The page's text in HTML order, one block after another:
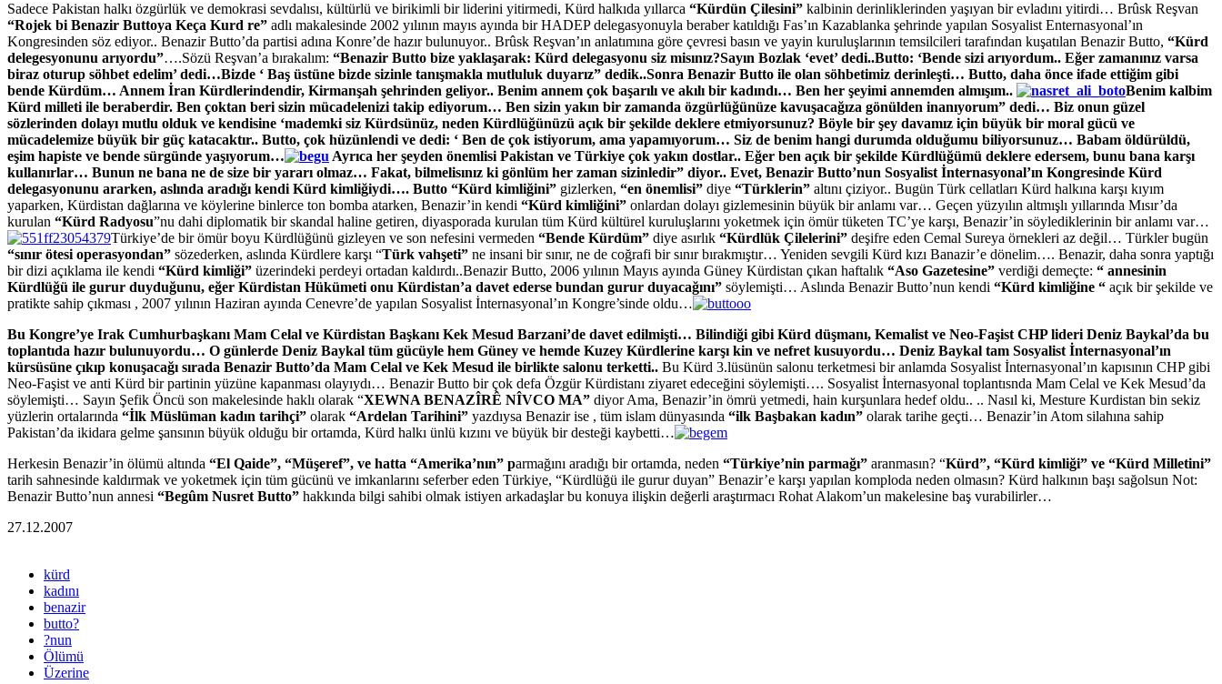
Sadece Pakistan halkı özgürlük ve demokrasi sevdalısı, kültürlü ve birikimli bir liderini yitirmedi, Kürd halkıda yıllarca “Kürdün Çilesini” kalbinin derinliklerinden yaşıyan bir evladını yitirdi… Brûsk Reşvan
“Rojek bi Benazir Buttoya Keça Kurd re” adlı makalesinde 2002 yılının mayıs ayında bir HADEP delegasyonuyla beraber katıldığı Fas’ın Kazablanka şehrinde yapılan Sosyalist Enternasyonal’ın
Kongresinden söz ediyor.. Benazir Butto’da partisi adına Konre’de hazır bulunuyor.. Brûsk Reşvan’ın anlatımına göre çevresi basın ve yayin kuruluşlarının temsilcileri tarafından kuşatılan Benazir Butto, “Kürd
delegesyonunu arıyordu”….Sözü Reşvan’a bırakalım: “Benazir Butto bize yaklaşarak: Kürd delegasyonu siz misınız?Sayın Bozlak ‘evet’ dedi..Butto: ‘Bende sizi arıyordum.. Eğer zamanınız varsa
biraz oturup söhbet edelim’ dedi…Bizde ‘ Baş üstüne bizde sizinle tanışmakla mutluluk duyarız” dedik..Sonra Benazir Butto ile olan söhbetimiz derinleşti… Butto, daha önce ifade ettiğim gibi
bende Kürdüm… Annem İran Kürdlerindendir, Kirmanşah şehrinden geliyor.. Benim annem çok başarılı ve akılı bir kadındı… Ben her şeyimi annemden almışım..
Benim kalbim
Kürd milleti ile beraberdir. Ben çoktan beri sizin mücadelenizi takip ediyorum… Ben sizin yakın bir zamanda özgürlüğünüze kavuşacağıza gönülden inanıyorum” dedi… Biz onun güzel
sözlerinden dolayı mutlu olduk ve kendisine ‘mademki siz Kürdsünüz, neden Kürdlüğünüzü açık bir şekilde deklere etmiyorsunuz? Böyle bir şey davamız için büyük bir moral gücü ve
mücadelemize büyük bir güç katacaktır.. Butto, çok hüzünlendi ve dedi: ‘ Ben de çok istiyorum, ama yapamıyorum… Siz de benim hangi durumda olduğumu biliyorsunuz… Babam öldürüldü,
eşim hapiste ve bende sürgünde yaşıyorum…
Ayrıca her şeyden önemlisi Pakistan ve Türkiye çok yakın dostlar.. Eğer ben açık bir şekilde Kürdlüğümü deklere edersem, bunu bana karşı
kullanırlar… Bunun ne bana ne de size bir yararı olmaz… Fakat, bilmelisınız ki gönlüm her zaman sizinledir” diyor.. Evet, Benazir Butto’nun Sosyalist İnternasyonal’ın Kongresinde Kürd
delegasyonunu ararken, aslında aradığı kendi Kürd kimliğiydi…. Butto “Kürd kimliğini” gizlerken, “en önemlisi” diye “Türklerin” altını çiziyor.. Bugün Türk cellatları Kürd halkına karşı kıyım
yaparken, Kürdistan dağlarına ve köylerine binlerce ton bomba atarken, Benazir’in kendi “Kürd kimliğini” onlardan dolayı gizlemesinin büyük bir anlamı var… Geçen yüzyılın altmışlı yıllarında Mısır’da
kurulan “Kürd Radyosu”nu dahi diplomatik bir skandal haline getiren, diyasporada kurulan tüm Kürd kültürel kuruluşlarını yoketmek için ömür tüketen TC’ye karşı, Benazir’in söylediklerinin bir anlamı var…
Türkiye’de bir ömür boyu Kürdlüğünü gizleyen ve son nefesini vermeden “Bende Kürdüm” diye asırlık “Kürdlük Çilelerini” deşifre eden Cemal Sureya örnekleri az değil… Türkler bugün
“sınır ötesi operasyondan” sözederken, aslında Kürdlere karşı “Türk vahşeti” ne insani bir sınır, ne de coğrafi bir sınır bırakmıştır… Yeniden sevgili Kürd kızı Banazir’e dönelim…. Benazir, daha sonra yaptığı
bir dizi açıklama ile kendi “Kürd kimliği” üzerindeki perdeyi ortadan kaldırdı..Benazir Butto, 2006 yılının Mayıs ayında Güney Kürdistan çıkan haftalık “Aso Gazetesine” verdiği demeçte: “ annesinin
Kürdlüğü ile gurur duyduğunu, eğer Kürdistan Hükümeti onu Kürdistan’a davet ederse bundan gurur duyacağını” söylemişti… Aslında Benazir Butto’nun kendi “Kürd kimliğine “ açık bir şekilde ve
pratikte sahip çıkması , 2007 yılının Haziran ayında Cenevre’de yapılan Sosyalist İnternasyonal’ın Kongre’sinde oldu…
Bu Kongre’ye Irak Cumhurbaşkanı Mam Celal ve Kürdistan Başkanı Kek Mesud Barzani’de davet edilmişti… Bilindiği gibi Kürd düşmanı, Kemalist ve Neo-Faşist CHP lideri Deniz Baykal’da bu
toplantıda hazır bulunuyordu… O günlerde Deniz Baykal tüm gücüyle hem Güney ve hemde Kuzey Kürdlerine karşı kin ve nefret kusuyordu… Deniz Baykal tam Sosyalist İnternasyonal’ın
kürsüsüne çıkıp konuşacağı sırada Benazir Butto’da Mam Celal ve Kek Mesud ile birlikte salonu terketti.. Bu Kürd 3.lüsünün salonu terketmesi bir anlamda Sosyalist İnternasyonal’ın kapısının CHP gibi
Neo-Faşist ve anti Kürd bir partinin yüzüne kapanması olayıydı… Benazir Butto bir çok defa Özgür Kürdistanı ziyaret edeceğini söylemişti…. Sosyalist İnternasyonal toplantısnda Mam Celal ve Kek Mesud’da
söylemişti… Sayın Şefik Öncü son makelesinde haklı olarak “XEWNA BENAZÎRÊ NÎVCO MA” diyor Ama, Benazir’in ömrü yetmedi, hain kurşunlara hedef oldu.. .. Nasıl ki, Mesture Kurdistan bin sekiz
yüzlerin ortalarında “İlk Müslüman kadın tarihçi” olarak “Ardelan Tarihini” yazdıysa Benazir ise , tüm islam dünyasında “ilk Başbakan kadın” olarak tarihe geçti… Benazir’in Atom silahına sahip
Pakistan’da ikidara gelme şansının büyük olduğu bir ortamda, Kürd halkı ünlü kızını ve büyük bir desteği kaybetti…
Herkesin Benazir’in ölümü altında “El Qaide”, “Müşeref”, ve hatta “Amerika’nın” parmağını aradığı bir ortamda, neden “Türkiye’nin parmağı” aranmasın? “Kürd”, “Kürd kimliği” ve “Kürd Milletini”
tarih sahnesinde kaldırmak ve yoketmek için tüm gücünü ve imkanlarını seferber eden Türkiye, “Kürdlüğü ile gurur duyan” Benazir’e karşı yapılan komploda neden olmasın? Kürd halkının başı sağolsun Not:
Benazir Butto’nun annesi “Begûm Nusret Butto” hakkında bilgi sahibi olmak istiyen arkadaşlar bu konuya ilişkin değerli araştırmacı Rohat Alakom’un makelesine baş vurabilirler…
27.12.2007
kürd
kadını
benazir
butto?
?nun
Ölümü
Üzerine